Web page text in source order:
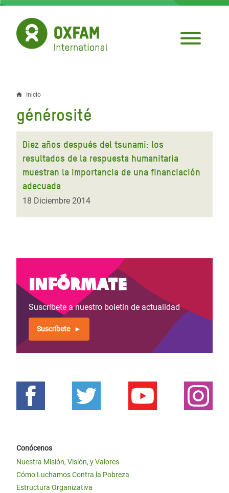
Pasar
contenido
principal
Sobrescribir
enlaces
de
ayuda
la
Inicio
générosité
Diez años después del tsunami: los
resultados de la respuesta humanitaria
muestran la importancia de una financiación
adecuada
18 Diciembre 2014
Infórmate
Suscríbete a nuestro boletín de actualidad
Suscríbete
Conócenos
Nuestra Misión, Visión, y Valores
Cómo Luchamos Contra la Pobreza
Estructura Organizativa